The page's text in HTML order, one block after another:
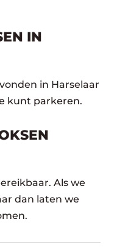
IN
in Harselaar
kunt parkeren.
Als we
dan laten we